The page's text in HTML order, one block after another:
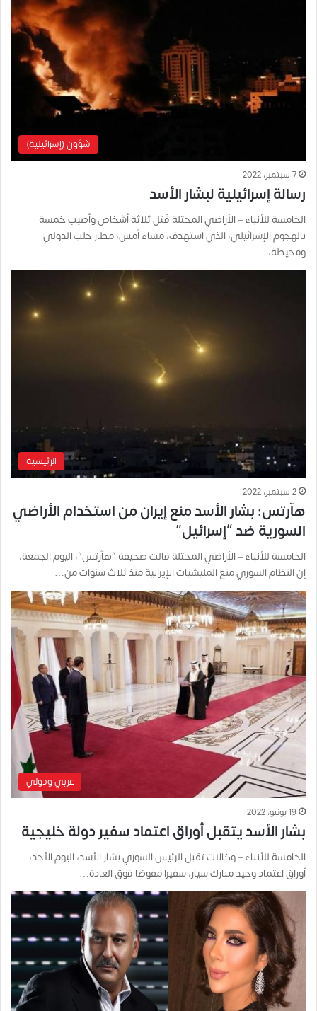
شؤون (إسرائيلية)
7 سبتمبر، 2022
رسالة إسرائيلية لبشار الأسد
الخامسة للأنباء – الأراضي المحتلة قُتل ثلاثة أشخاص وأصيب خمسة
بالهجوم الإسرائيلي، الذي استهدف، مساء أمس، مطار حلب الدولي
ومحيطه،…
الرئيسية
2 سبتمبر، 2022
هآرتس: بشار الأسد منع إيران من استخدام الأراضي
السورية ضد “إسرائيل”
الخامسة للأنباء – الأراضي المحتلة قالت صحيفة “هآرتس”، اليوم الجمعة،
إن النظام السوري منع المليشيات الإيرانية منذ ثلاث سنوات من…
عربي ودولي
19 يونيو، 2022
بشار الأسد يتقبل أوراق اعتماد سفير دولة خليجية
الخامسة للأنباء – وكالات تقبل الرئيس السوري بشار الأسد، اليوم الأحد،
أوراق اعتماد وحيد مبارك سيار، سفيرا مفوضا فوق العادة…